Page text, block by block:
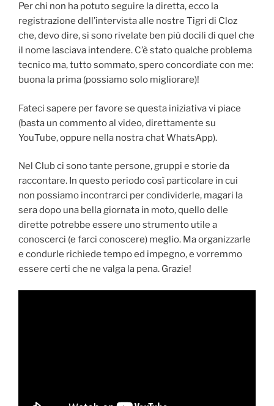
Per chi non ha potuto seguire la diretta, ecco la
registrazione dell’intervista alle nostre Tigri di Cloz
che, devo dire, si sono rivelate ben più docili di quel che
il nome lasciava intendere. C’è stato qualche problema
tecnico ma, tutto sommato, spero concordiate con me:
buona la prima (possiamo solo migliorare)!
Fateci sapere per favore se questa iniziativa vi piace
(basta un commento al video, direttamente su
YouTube, oppure nella nostra chat WhatsApp).
Nel Club ci sono tante persone, gruppi e storie da
raccontare. In questo periodo così particolare in cui
non possiamo incontrarci per condividerle, magari la
sera dopo una bella giornata in moto, quello delle
dirette potrebbe essere uno strumento utile a
conoscerci (e farci conoscere) meglio. Ma organizzarle
e condurle richiede tempo ed impegno, e vorremmo
essere certi che ne valga la pena. Grazie!